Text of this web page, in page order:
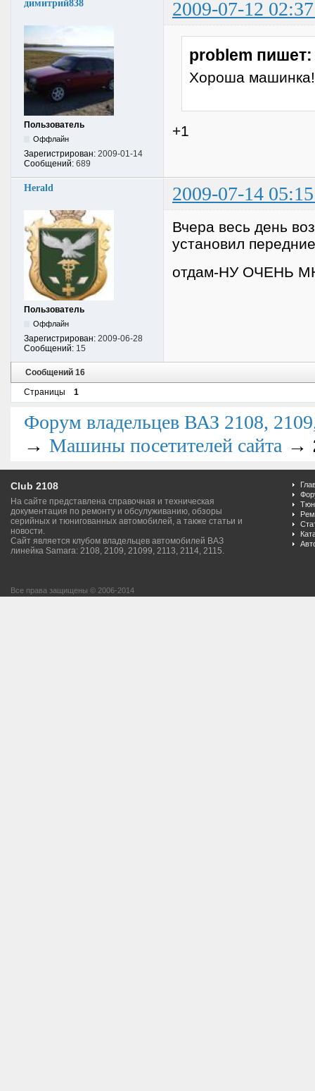
димитрий838 2009-07-12
Пользователь
Оффлайн
Зарегистрирован: 2009-01-14
Сообщений: 689
problem пишет:
Хороша
+1
Herald 2009-07-14
Пользователь
Оффлайн
Зарегистрирован: 2009-06-28
Сообщений: 15
Вчера весь день
установил
отдам-НУ ОЧЕНЬ
Сообщений 16
Страницы
1
Форум владельцев ВАЗ 2108,
→ Машины посетителей сайта →
Club 2108
На сайте представлена справочная и техническая
документация по ремонту и обсулуживанию, обзоры
серийных и тюнигованных автомобилей, а также статьи и
новости.
Сайт является клубом владельцев автомобилей ВАЗ
линейка Samara: 2108, 2109, 21099, 2113, 2114, 2115.
Все права защищены © 2006-2014